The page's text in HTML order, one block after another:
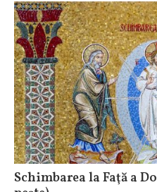
Schimbarea la Faţă a